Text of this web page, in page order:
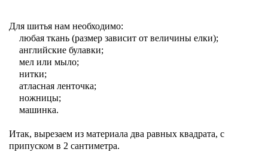
Для шитья нам необходимо:
любая ткань (размер зависит от величины елки);
английские булавки;
мел или мыло;
нитки;
атласная ленточка;
ножницы;
машинка.
Итак, вырезаем из материала два равных квадрата, с
припуском в 2 сантиметра.